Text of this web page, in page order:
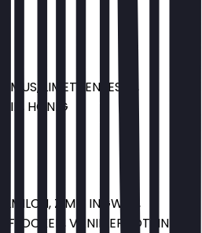
LIMETTENZESTE,
HONIG
ZIMT, INGWER,
VANILLEPROTEIN